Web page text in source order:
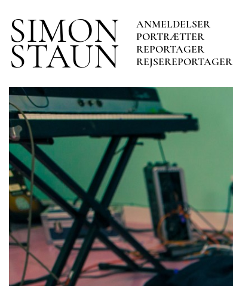
SIMON
STAUN
ANMELDELSER
PORTRÆTTER
REPORTAGER
REJSEREPORTAGER